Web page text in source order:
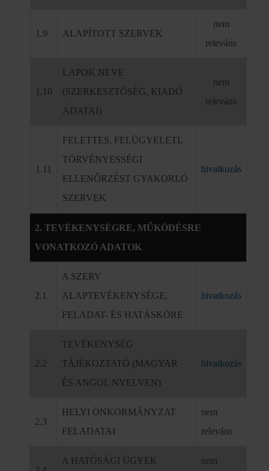
1.9 ALAPÍTOTT SZERVEK
nem
releváns
1.10
LAPOK NEVE
(SZERKESZTŐSÉG, KIADÓ
ADATAI)
nem
releváns
1.11
FELETTES, FELÜGYELETI,
TÖRVÉNYESSÉGI
ELLENŐRZÉST GYAKORLÓ
SZERVEK
hivatkozás
2. TEVÉKENYSÉGRE, MŰKÖDÉSRE
VONATKOZÓ ADATOK
2.1
A SZERV
ALAPTEVÉKENYSÉGE,
FELADAT- ÉS HATÁSKÖRE
hivatkozás
2.2
TEVÉKENYSÉG
TÁJÉKOZTATÓ (MAGYAR
ÉS ANGOL NYELVEN)
hivatkozás
2.3
HELYI ÖNKORMÁNYZAT
FELADATAI
nem
releváns
A HATÓSÁGI ÜGYEK nem